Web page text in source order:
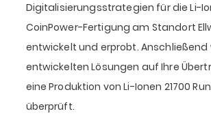
Digitalisierungsstrategien für die Li-
CoinPower-Fertigung am Standort
entwickelt und erprobt. Anschließend
entwickelten Lösungen auf Ihre
eine Produktion von Li-Ionen 21700
überprüft.